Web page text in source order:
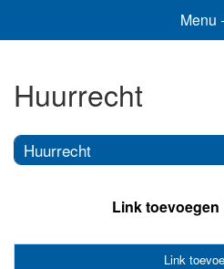
Menu
Huurrecht
Huurrecht
Link toevoegen
Link